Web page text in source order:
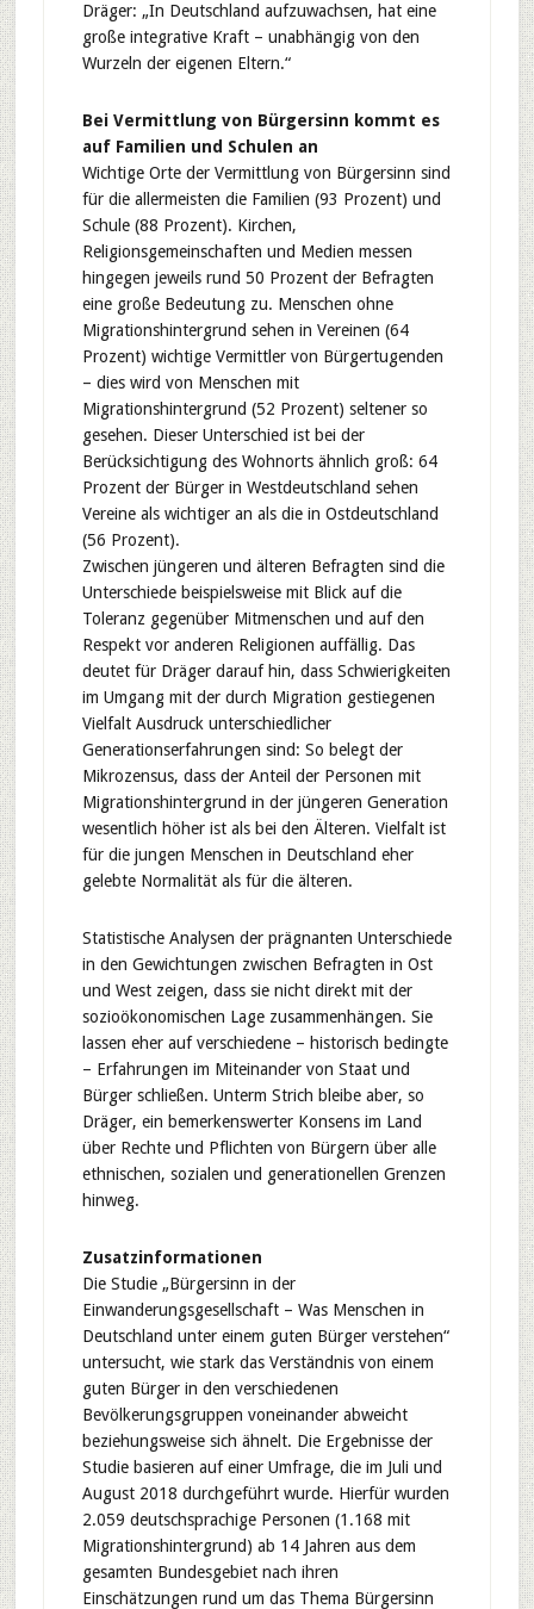
Dräger: „In Deutschland aufzuwachsen, hat eine
große integrative Kraft – unabhängig von den
Wurzeln der eigenen Eltern.“
Bei Vermittlung von Bürgersinn kommt es
auf Familien und Schulen an
Wichtige Orte der Vermittlung von Bürgersinn sind
für die allermeisten die Familien (93 Prozent) und
Schule (88 Prozent). Kirchen,
Religionsgemeinschaften und Medien messen
hingegen jeweils rund 50 Prozent der Befragten
eine große Bedeutung zu. Menschen ohne
Migrationshintergrund sehen in Vereinen (64
Prozent) wichtige Vermittler von Bürgertugenden
– dies wird von Menschen mit
Migrationshintergrund (52 Prozent) seltener so
gesehen. Dieser Unterschied ist bei der
Berücksichtigung des Wohnorts ähnlich groß: 64
Prozent der Bürger in Westdeutschland sehen
Vereine als wichtiger an als die in Ostdeutschland
(56 Prozent).
Zwischen jüngeren und älteren Befragten sind die
Unterschiede beispielsweise mit Blick auf die
Toleranz gegenüber Mitmenschen und auf den
Respekt vor anderen Religionen auffällig. Das
deutet für Dräger darauf hin, dass Schwierigkeiten
im Umgang mit der durch Migration gestiegenen
Vielfalt Ausdruck unterschiedlicher
Generationserfahrungen sind: So belegt der
Mikrozensus, dass der Anteil der Personen mit
Migrationshintergrund in der jüngeren Generation
wesentlich höher ist als bei den Älteren. Vielfalt ist
für die jungen Menschen in Deutschland eher
gelebte Normalität als für die älteren.
Statistische Analysen der prägnanten Unterschiede
in den Gewichtungen zwischen Befragten in Ost
und West zeigen, dass sie nicht direkt mit der
sozioökonomischen Lage zusammenhängen. Sie
lassen eher auf verschiedene – historisch bedingte
– Erfahrungen im Miteinander von Staat und
Bürger schließen. Unterm Strich bleibe aber, so
Dräger, ein bemerkenswerter Konsens im Land
über Rechte und Pflichten von Bürgern über alle
ethnischen, sozialen und generationellen Grenzen
hinweg.
Zusatzinformationen
Die Studie „Bürgersinn in der
Einwanderungsgesellschaft – Was Menschen in
Deutschland unter einem guten Bürger verstehen“
untersucht, wie stark das Verständnis von einem
guten Bürger in den verschiedenen
Bevölkerungsgruppen voneinander abweicht
beziehungsweise sich ähnelt. Die Ergebnisse der
Studie basieren auf einer Umfrage, die im Juli und
August 2018 durchgeführt wurde. Hierfür wurden
2.059 deutschsprachige Personen (1.168 mit
Migrationshintergrund) ab 14 Jahren aus dem
gesamten Bundesgebiet nach ihren
Einschätzungen rund um das Thema Bürgersinn